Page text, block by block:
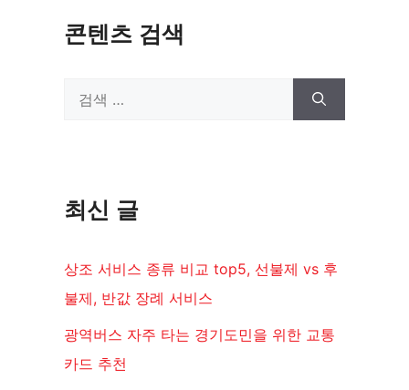
콘텐츠 검색
최신 글
상조 서비스 종류 비교 top5, 선불제 vs 후
불제, 반값 장례 서비스
광역버스 자주 타는 경기도민을 위한 교통
카드 추천